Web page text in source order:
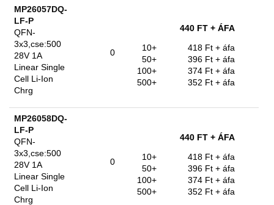
MP26057DQ-
LF-P
QFN-
3x3,cse:500
28V 1A
Linear Single
Cell Li-Ion
Chrg
0
440 FT + ÁFA
10+
418 Ft + áfa
50+
396 Ft + áfa
100+
374 Ft + áfa
500+
352 Ft + áfa
MP26058DQ-
LF-P
QFN-
3x3,cse:500
28V 1A
Linear Single
Cell Li-Ion
Chrg
0
440 FT + ÁFA
10+
418 Ft + áfa
50+
396 Ft + áfa
100+
374 Ft + áfa
500+
352 Ft + áfa